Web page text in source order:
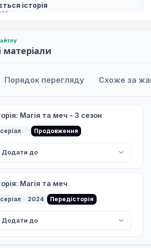
історія
що більше не буде опускати голову
матеріали
Порядок перегляду Схоже за
Магія та меч - 3 сезон
Продовження
Додати до
Магія та меч
2024 Передісторія
Додати до